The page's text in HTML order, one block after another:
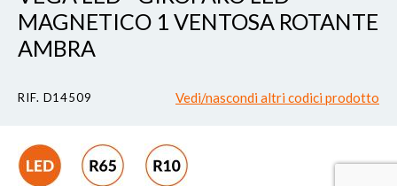
MAGNETICO 1 VENTOSA ROTANTE
AMBRA
RIF. D14509 Vedi/nascondi altri codici prodotto